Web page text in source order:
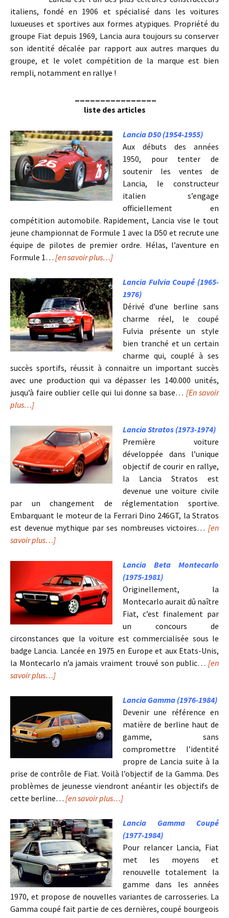
italiens, fondé en 1906 et spécialisé dans les voitures
luxueuses et sportives aux formes atypiques. Propriété du
groupe Fiat depuis 1969, Lancia aura toujours su conserver
son identité décalée par rapport aux autres marques du
groupe, et le volet compétition de la marque est bien
rempli, notamment en rallye !
liste des articles
Lancia D50 (1954-1955)
Aux débuts des années
1950, pour tenter de
soutenir les ventes de
Lancia, le constructeur
italien s’engage
officiellement en
compétition automobile. Rapidement, Lancia vise le tout
jeune championnat de Formule 1 avec la D50 et recrute une
équipe de pilotes de premier ordre. Hélas, l’aventure en
Formule 1… [en savoir plus…]
Lancia Fulvia Coupé (1965-
1976)
Dérivé d’une berline sans
charme réel, le coupé
Fulvia présente un style
bien tranché et un certain
charme qui, couplé à ses
succès sportifs, réussit à connaitre un important succès
avec une production qui va dépasser les 140.000 unités,
jusqu’à faire oublier celle qui lui donne sa base… [En savoir
plus…]
Lancia Stratos (1973-1974)
Première voiture
développée dans l’unique
objectif de courir en rallye,
la Lancia Stratos est
devenue une voiture civile
par un changement de réglementation sportive.
Embarquant le moteur de la Ferrari Dino 246GT, la Stratos
est devenue mythique par ses nombreuses victoires… [en
savoir plus…]
Lancia Beta Montecarlo
(1975-1981)
Originellement, la
Montecarlo aurait dû naître
Fiat, c’est finalement par
un concours de
circonstances que la voiture est commercialisée sous le
badge Lancia. Lancée en 1975 en Europe et aux Etats-Unis,
la Montecarlo n’a jamais vraiment trouvé son public… [en
savoir plus…]
Lancia Gamma (1976-1984)
Devenir une référence en
matière de berline haut de
gamme, sans
compromettre l’identité
propre de Lancia suite à la
prise de contrôle de Fiat. Voilà l’objectif de la Gamma. Des
problèmes de jeunesse viendront anéantir les objectifs de
cette berline… [en savoir plus…]
Lancia Gamma Coupé
(1977-1984)
Pour relancer Lancia, Fiat
met les moyens et
renouvelle totalement la
gamme dans les années
1970, et propose de nouvelles variantes de carrosseries. La
Gamma coupé fait partie de ces dernières, coupé bourgeois